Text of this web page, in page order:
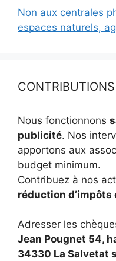
Non aux centrales
espaces naturels,
CONTRIBUTIONS
Nous fonctionnons
publicité. Nos
apportons aux
budget minimum.
Contribuez à nos
réduction d’impôts
Adresser les
Jean Pougnet 54,
34330 La Salvetat